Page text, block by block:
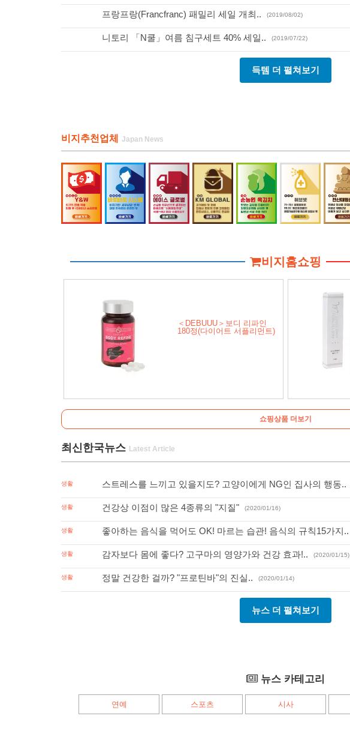
프랑프랑(Francfranc) 패밀리 세일 개최.. (2019/08/02)
니토리 「N쿨」여름 침구세트 40% 세일.. (2019/07/22)
득템 더 펼쳐보기
비지추천업체
비지홈쇼핑
＜DEBUUU＞보디 리파인
180정(다이어트 서플리먼트)
쇼핑상품 더보기
최신한국뉴스
생활 스트레스를 느끼고 있을지도? 고양이에게 NG인 집사의 행동..
생활 건강상 이점이 많은 4종류의 "지질" (2020/01/16)
생활 좋아하는 음식을 먹어도 OK! 마르는 습관! 음식의 규칙15가지..
생활 감자보다 몸에 좋다? 고구마의 영양가와 건강 효과!.. (2020/01/15)
생활 정말 건강한 걸까? "프로틴바"의 진실.. (2020/01/14)
뉴스 더 펼쳐보기
뉴스 카테고리
연예 스포츠 시사